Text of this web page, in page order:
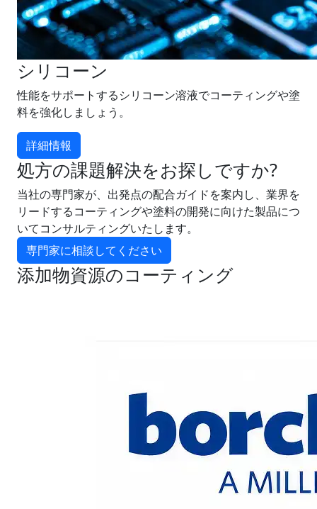
シリコーン
性能をサポートするシリコーン溶液でコーティングや塗
料を強化しましょう。
詳細情報
処方の課題解決をお探しですか?
当社の専門家が、出発点の配合ガイドを案内し、業界を
リードするコーティングや塗料の開発に向けた製品につ
いてコンサルティングいたします。
専門家に相談してください
添加物資源のコーティング